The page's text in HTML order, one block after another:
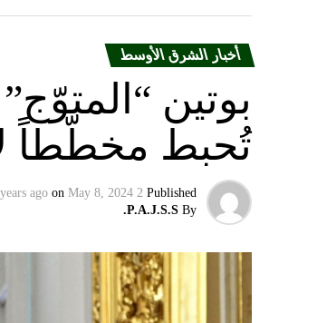
أخبار الشرق الأوسط
بوتين
تُحبط مخطّطاً
Published
2 years ago
on May 8, 2024
By
P.A.J.S.S.